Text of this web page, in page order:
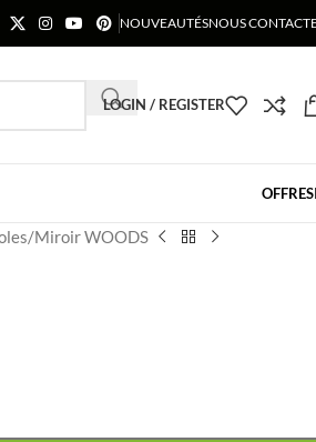
NOUVEAUTÉSNOUS
LOGIN / REGISTER
OFFRES
Miroir WOODS